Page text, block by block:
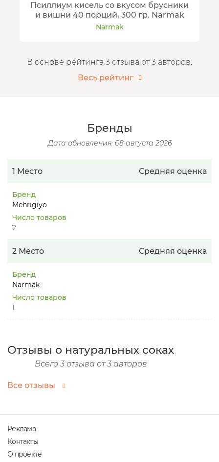
Псиллиум кисель со вкусом брусники
и вишни 40 порций, 300 гр. Narmak
Narmak
В основе рейтинга 3 отзыва от 3 авторов.
Весь рейтинг
Бренды
Дата обновления: 08 августа 2026
1 Место Средняя оценка
Бренд
Mehrigiyo
Число товаров
2
2 Место Средняя оценка
Бренд
Narmak
Число товаров
1
Отзывы о натуральных соках
Всего 3 отзыва от 3 авторов
Все отзывы
Реклама
Контакты
О проекте